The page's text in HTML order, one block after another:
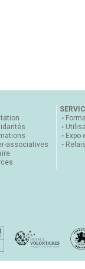
associatives
Expo